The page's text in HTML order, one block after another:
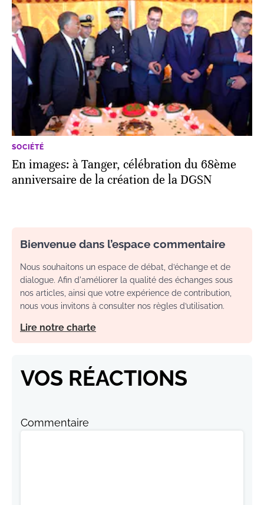
SOCIÉTÉ
En images: à Tanger, célébration du 68ème
anniversaire de la création de la DGSN
Bienvenue dans l’espace commentaire
Nous souhaitons un espace de débat, d’échange et de
dialogue. Afin d'améliorer la qualité des échanges sous
nos articles, ainsi que votre expérience de contribution,
nous vous invitons à consulter nos règles d’utilisation.
Lire notre charte
VOS RÉACTIONS
Commentaire